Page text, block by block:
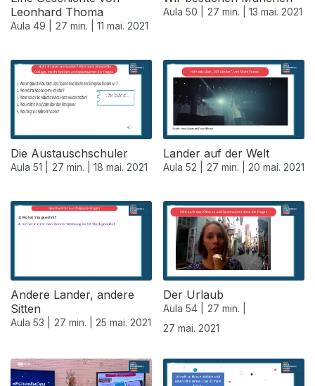
Leonhard Thoma
Aula 49 | 27 min. | 11 mai. 2021
Aula 50 | 27 min. | 13 mai. 2021
Die Austauschschuler
Aula 51 | 27 min. | 18 mai. 2021
Lander auf der Welt
Aula 52 | 27 min. | 20 mai. 2021
Andere Lander, andere
Sitten
Aula 53 | 27 min. | 25 mai. 2021
Der Urlaub
Aula 54 |
27 min. |
27 mai. 2021